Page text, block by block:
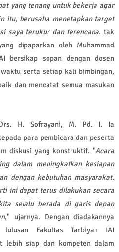
yang tenang untuk bekerja agar
itu, berusaha menetapkan target
saya terukur dan terencana. tak
dipaparkan oleh Muhammad
bersikap sopan dengan dosen
serta setiap kali bimbingan,
dan mencatat semua masukan
H. Sofrayani, M. Pd. I. Ia
para pembicara dan peserta
diskusi yang konstruktif. "Acara
dalam meningkatkan kesiapan
dengan kebutuhan masyarakat.
ini dapat terus dilakukan secara
selalu berada di garis depan
," ujarnya. Dengan diadakannya
Fakultas Tarbiyah IAI
lebih siap dan kompeten dalam